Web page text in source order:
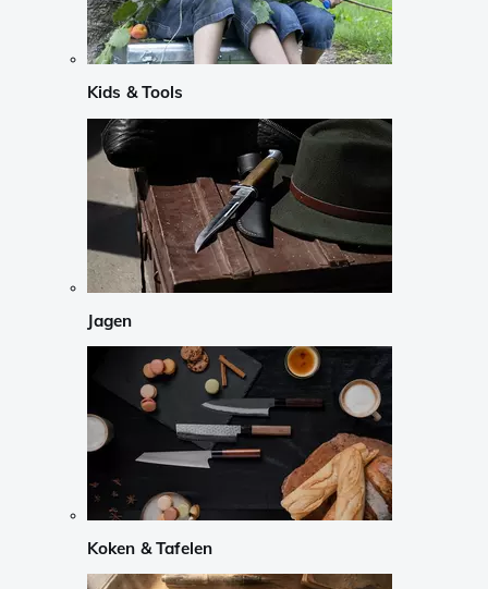
Kids & Tools
Jagen
Koken & Tafelen